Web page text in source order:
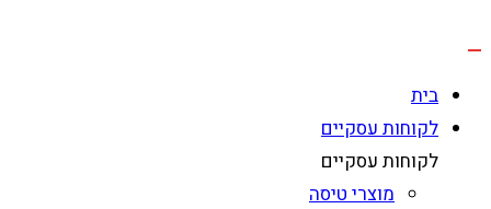
בית
לקוחות עסקיים
לקוחות עסקיים
מוצרי טיסה